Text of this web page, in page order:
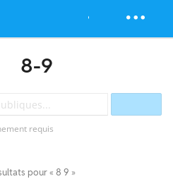
8-9
requis
pour « 8 9 »